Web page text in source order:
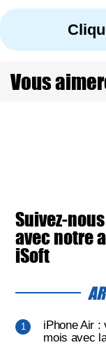
Vous
Suivez-nous
avec notre
iSoft
iPhone Air :
mois avec